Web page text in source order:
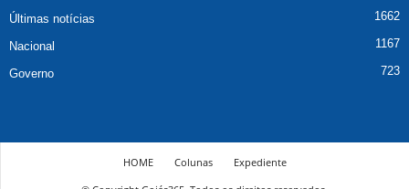
Últimas notícias 1662
Nacional 1167
Governo 723
HOME Colunas
Expediente